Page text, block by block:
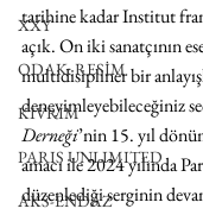
XXY
ODAK: RESİM
KIVRIM
PARIS UNLIMITED
AKS-ENDAZ
tarihine kadar Institut
açık. On iki sanatçının
multidisipliner bir
deneyimleyebileceğiniz
Derneği’nin 15. yıl
amacı ile 2024 yılında
düzenlediği serginin